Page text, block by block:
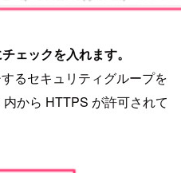
ェックを入れます。
るセキュリティグループを
から HTTPS が許可されて